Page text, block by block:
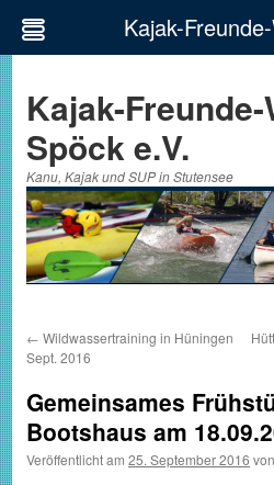
springen
Kajak-
Spöck e.V.
Kanu, Kajak und SUP in Stutensee
← Wildwassertraining in Hüningen
Sept. 2016
Gemeinsames
Bootshaus am
Veröffentlicht am 25. September 2016 von
Kajak-